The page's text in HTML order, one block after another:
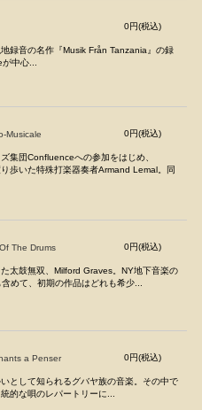
0円(税込)
録音の名作『Musik Från Tanzania』の録
中心...
Musicale 0円(税込)
集団Confluenceへの参加をはじめ、
歩いた特殊打楽器奏者Armand Lemal。同
The Drums 0円(税込)
太鼓無双、Milford Graves。NY地下音楽の
めて、初期の作品はどれも希少...
a Penser 0円(税込)
として知られるグバヤ族の音楽。その中で
的な唄のレパートリーに...